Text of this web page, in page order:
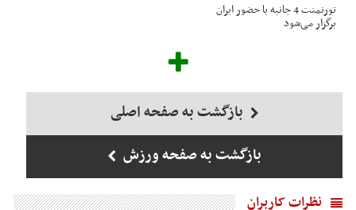
تورنمنت 4 جانبه با حضور ایران
برگزار می‌شود
بازگشت به صفحه اصلی
بازگشت به صفحه ورزش
نظرات کاربران